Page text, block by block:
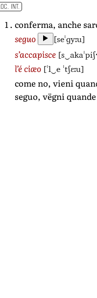
LOC. INT.
conferma, anche
seguo
[seˈɡyːu]
s’accapisce
l’é ciæo [ˈl‿e ˈtʃɛːu]
come no, vieni
seguo, vëgni